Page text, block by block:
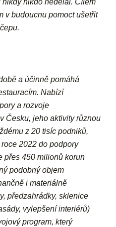
v budoucnu pomoct ušetřit
a účinně pomáhá
Nabízí
a rozvoje
Česku, jeho aktivity různou
z 20 tisíc podniků,
2022 do podpory
přes 450 milionů korun
podobný objem
i materiálně
předzahrádky, sklenice
vylepšení interiérů)
program, který